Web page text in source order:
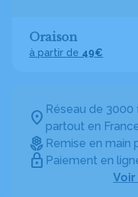
Réseau de
partout en
Remise en main
Paiement en
Oraison
à partir de 49€